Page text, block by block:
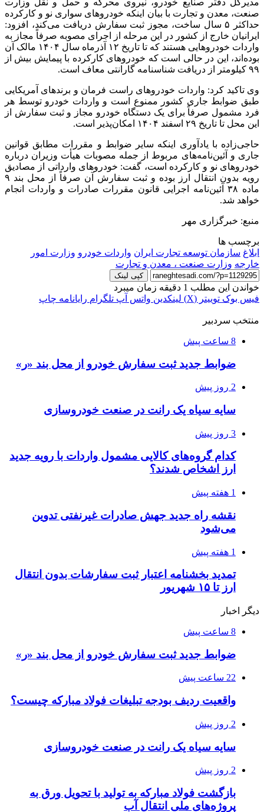
صنعت، معدن و تجارت با بیان اینکه خودروهای سواری نو و کارکرده
حداکثر ۵ سال ساخت، مجوز ثبت سفارش دریافت می‌کند، افزود:
ایرانیان خارج از کشور در این مرحله از اجرای مصوبه صرفاً مجاز به
واردات خودروهایی هستند که تا تاریخ ۱۲ آذرماه سال ۱۴۰۴ مالک آن
بوده‌اند، این در حالی است که خودروهای کارکرده با پیمایش بیش از
۹۹ کیلومتر از دریافت شناسنامه گارانتی معاف است.
وی تاکید کرد: واردات خودروهای راست فرمان و برندهای آمریکایی
طبق ضوابط جاری کشور ممنوع است و واردات خودرو توسط هر
فرد مشمول صرفاً برای یک دستگاه خودرو مجاز و ثبت سفارش از
این محل تا تاریخ ۲۹ اسفند ۱۴۰۴ امکان‌پذیر است.
حاجی‌زاده با یادآوری اینکه سایر ضوابط و مقررات مطابق قوانین
جاری و آئین‌نامه‌های مربوط از جمله مصوبات هیأت وزیران درباره
خودروهای نو و کارکرده است، گفت: خودروهای وارداتی از مصادیق
رویه بدون انتقال ارز بوده و ثبت سفارش آن صرفاً از محل بند ۹
ماده ۳۸ آئین‌نامه اجرایی قانون مقررات صادرات و واردات انجام
خواهد شد.
منبع: خبرگزاری مهر
برچسب ها
ابلاغ سازمان توسعه تجارت ایران واردات خودرو وزارت امور
خارجه وزارت صنعت ، معدن و تجارت
کپی لینک
خواندن این مطلب 1 دقیقه زمان میبرد
فیس بوک توییتر (X) لینکدین واتس آپ تلگرام رایانامه چاپ
منتخب سردبیر
8 ساعت پیش
ضوابط جدید ثبت سفارش خودرو از محل بند «ر»
2 روز پیش
سایه سیاه یک رانت در صنعت خودروسازی
3 روز پیش
کدام گروه‌های کالایی مشمول واردات با رویه جدید
ارز اشخاص شدند؟
1 هفته پیش
نقشه راه جدید جهش صادرات غیرنفتی تدوین
می‌شود
1 هفته پیش
تمدید بخشنامه اعتبار ثبت سفارشات بدون انتقال
ارز تا ۱۵ شهریور
دیگر اخبار
8 ساعت پیش
ضوابط جدید ثبت سفارش خودرو از محل بند «ر»
22 ساعت پیش
واقعیت ردیف بودجه تبلیغات فولاد مبارکه چیست؟
2 روز پیش
سایه سیاه یک رانت در صنعت خودروسازی
2 روز پیش
بازگشت فولاد مبارکه به تولید با تحویل ورق به
پروژه‌های ملی انتقال آب